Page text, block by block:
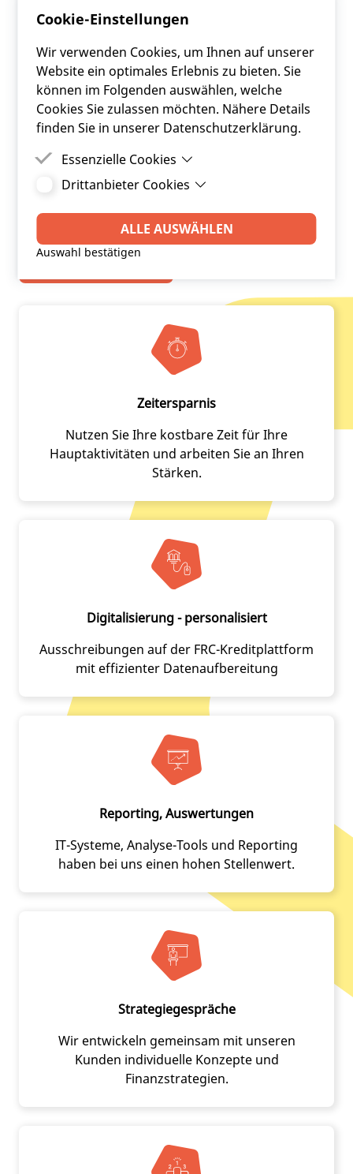
Cookie-Einstellungen
Wir verwenden Cookies, um Ihnen auf unserer
Website ein optimales Erlebnis zu bieten. Sie
können im Folgenden auswählen, welche
Cookies Sie zulassen möchten. Nähere Details
finden Sie in unserer Datenschutzerklärung.
Essenzielle Cookies
Essenzielle Cookies sind Cookies, welche für die
benötigt werden.
Drittanbieter Cookies
Drittanbieter Cookies sind Cookies, die
Drittanbieter-Software setzt, um Funktionen wie
Google Maps zu ermöglichen.
ALLE AUSWÄHLEN
Auswahl bestätigen
Zeitersparnis
Nutzen Sie Ihre kostbare Zeit für Ihre
Hauptaktivitäten und arbeiten Sie an Ihren
Stärken.
Digitalisierung - personalisiert
Ausschreibungen auf der FRC-Kreditplattform
mit effizienter Datenaufbereitung
Reporting, Auswertungen
IT-Systeme, Analyse-Tools und Reporting
haben bei uns einen hohen Stellenwert.
Strategiegespräche
Wir entwickeln gemeinsam mit unseren
Kunden individuelle Konzepte und
Finanzstrategien.